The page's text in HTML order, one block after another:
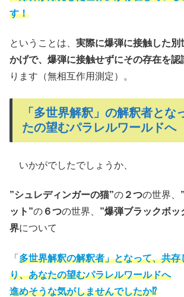
す！
ということは、 実際に爆弾に接触した別
かげで、爆弾に接触せずにその存在を認
ります（無相互作用測定）。
「多世界解釈」の解釈者とな
たの望むパラレルワールドへ
いかがでしたでしょうか、
”シュレディンガーの猫”の ２つの世界、
ット”の ６つの世界、 ”爆弾ブラックボッ
界について
「 多世界解釈の解釈者」となって、共存
り、あなたの望むパラレルワールドへ
進めそうな気がしませんでしたか⁉